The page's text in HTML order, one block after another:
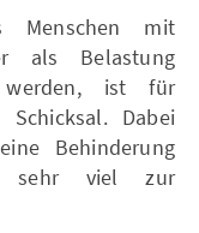
Menschen mit
als Belastung
werden, ist für
Dabei
Behinderung
sehr viel zur